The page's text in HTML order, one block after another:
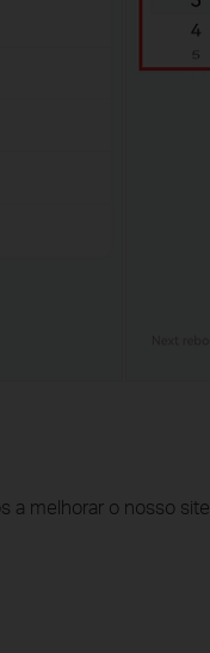
a melhorar o nosso site.